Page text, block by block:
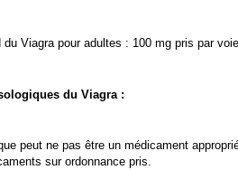
du Viagra pour adultes : 100 mg pris par
du Viagra :
peut ne pas être un médicament
sur ordonnance pris.